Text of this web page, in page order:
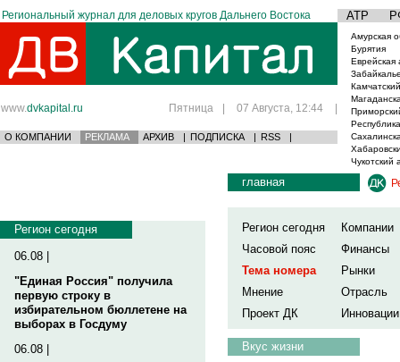
Региональный журнал для деловых кругов Дальнего Востока АТР
www.dvkapital.ru Пятница | 07 Августа, 12:44 |
О КОМПАНИИ РЕКЛАМА АРХИВ | ПОДПИСКА | RSS |
Амурская
Бурятия
Еврейская
Чукотский
Регион сегодня
06.08 |
"Единая Россия" получила
первую строку в
избирательном бюллетене на
выборах в Госдуму
06.08 |
главная
Регион сегодня
Компании
Часовой пояс
Финансы
Тема номера
Рынки
Мнение
Отрасль
Проект ДК
Инновации
Вкус жизни